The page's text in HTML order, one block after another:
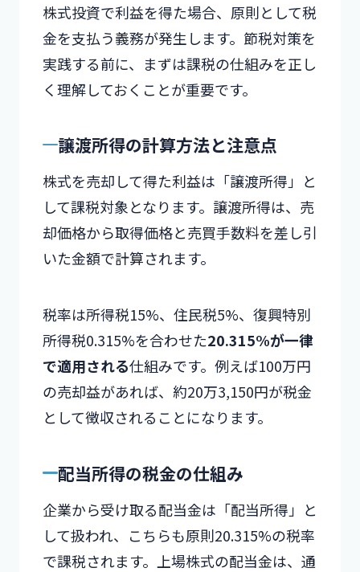
株式投資で利益を得た場合、原則として税
金を支払う義務が発生します。節税対策を
実践する前に、まずは課税の仕組みを正し
く理解しておくことが重要です。
譲渡所得の計算方法と注意点
株式を売却して得た利益は「譲渡所得」と
して課税対象となります。譲渡所得は、売
却価格から取得価格と売買手数料を差し引
いた金額で計算されます。
税率は所得税15%、住民税5%、復興特別
所得税0.315%を合わせた20.315%が一律
で適用される仕組みです。例えば100万円
の売却益があれば、約20万3,150円が税金
として徴収されることになります。
配当所得の税金の仕組み
企業から受け取る配当金は「配当所得」と
して扱われ、こちらも原則20.315%の税率
で課税されます。上場株式の配当金は、通